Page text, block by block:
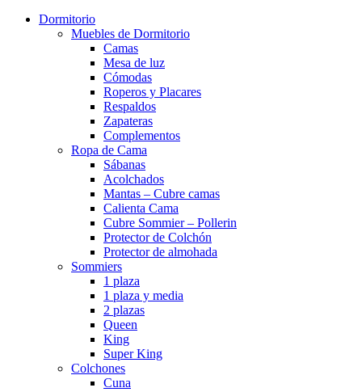
Dormitorio
Muebles de Dormitorio
Camas
Mesa de luz
Cómodas
Roperos y Placares
Respaldos
Zapateras
Complementos
Ropa de Cama
Sábanas
Acolchados
Mantas – Cubre camas
Calienta Cama
Cubre Sommier – Pollerin
Protector de Colchón
Protector de almohada
Sommiers
1 plaza
1 plaza y media
2 plazas
Queen
King
Super King
Colchones
Cuna